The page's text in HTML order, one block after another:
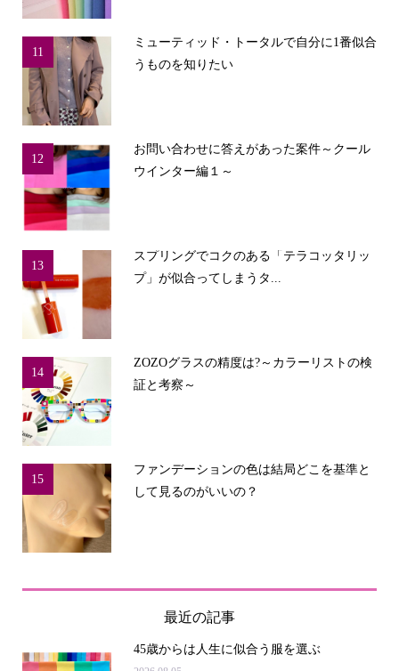
11
ミューティッド・トータルで自分に1番似合
うものを知りたい
12
お問い合わせに答えがあった案件～クール
ウインター編１～
13
スプリングでコクのある「テラコッタリッ
プ」が似合ってしまうタ...
14
ZOZOグラスの精度は?～カラーリストの検
証と考察～
15
ファンデーションの色は結局どこを基準と
して見るのがいいの？
最近の記事
45歳からは人生に似合う服を選ぶ